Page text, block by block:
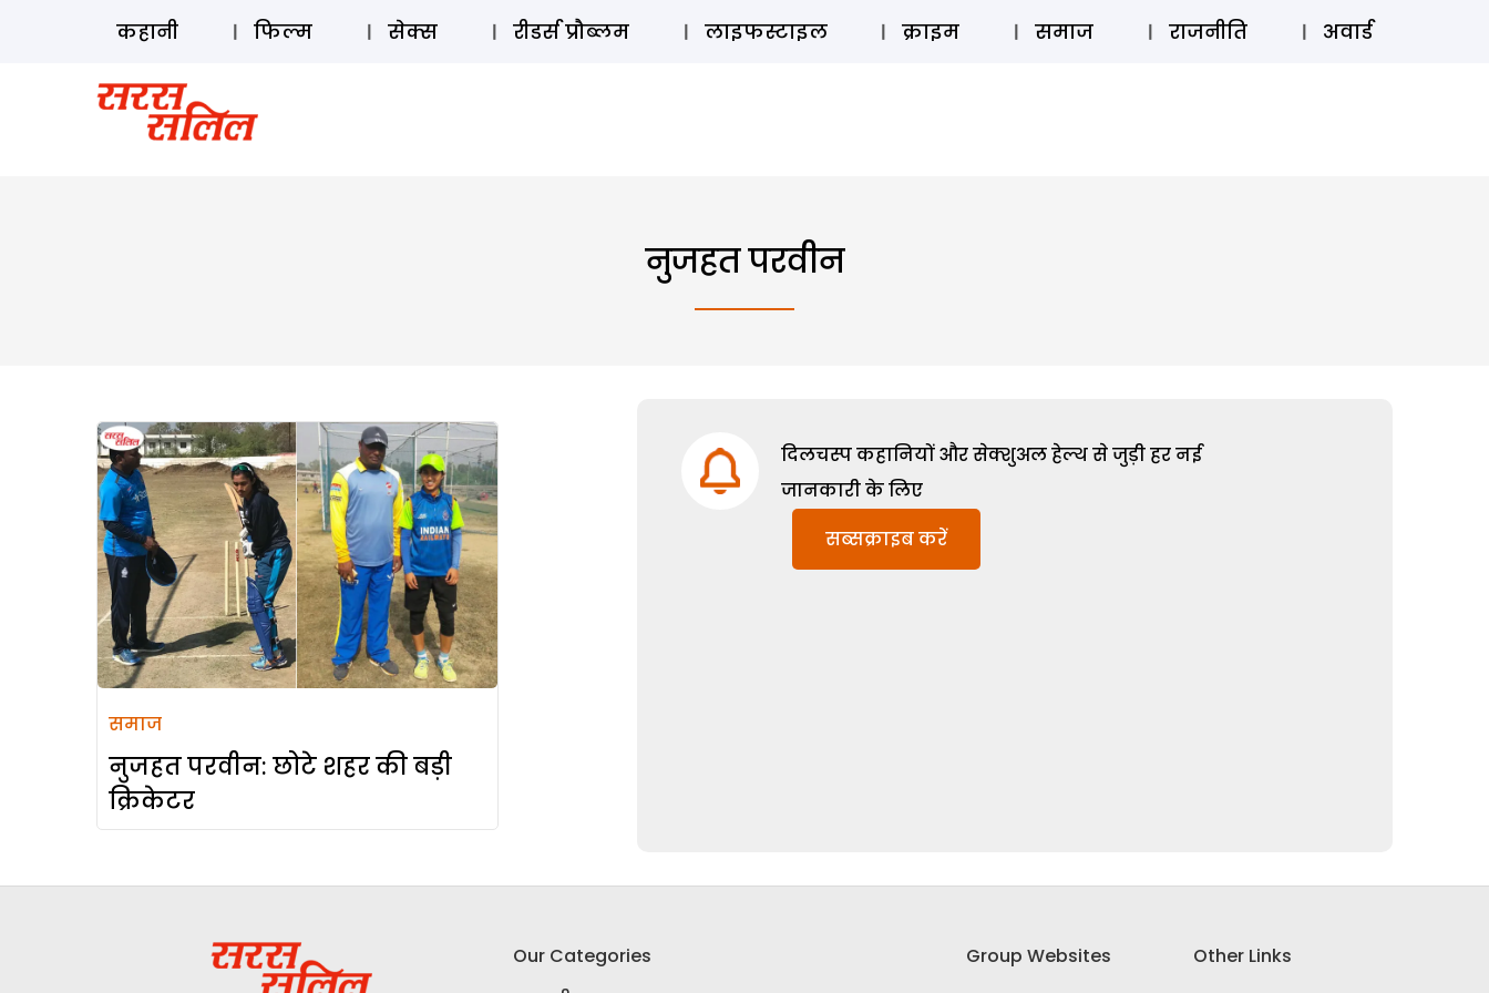
ऑडियो स्टोरी लॉग इन ⚲ SUBSCRIBE
कहानी फिल्म सेक्स रीडर्स प्रौब्लम लाइफस्टाइल क्राइम समाज राजनीति अवार्ड
नुजहत परवीन
समाज
नुजहत परवीन: छोटे शहर की बड़ी
क्रिकेटर
दिलचस्प कहानियों और सेक्शुअल हेल्थ से जुड़ी हर नई
जानकारी के लिए
सब्सक्राइब करें
Our Categories
Group Websites
Other Links